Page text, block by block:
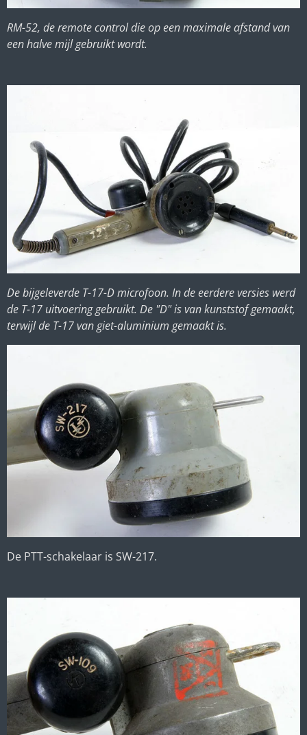
RM-52, de remote control die op een maximale afstand van
een halve mijl gebruikt wordt.
De bijgeleverde T-17-D microfoon. In de eerdere versies werd
de T-17 uitvoering gebruikt. De "D" is van kunststof gemaakt,
terwijl de T-17 van giet-aluminium gemaakt is.
De PTT-schakelaar is SW-217.